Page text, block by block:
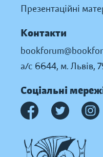
Презентаційні
Контакти
а/с 6644, м. Львів,
Соціальні